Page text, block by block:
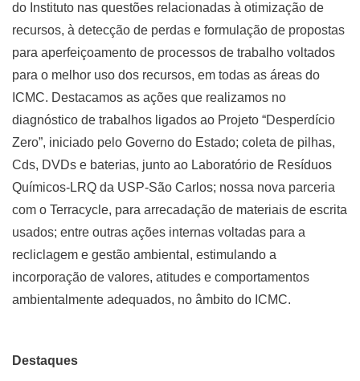
do Instituto nas questões relacionadas à otimização de
recursos, à detecção de perdas e formulação de propostas
para aperfeiçoamento de processos de trabalho voltados
para o melhor uso dos recursos, em todas as áreas do
ICMC. Destacamos as ações que realizamos no
diagnóstico de trabalhos ligados ao Projeto “Desperdício
Zero”, iniciado pelo Governo do Estado; coleta de pilhas,
Cds, DVDs e baterias, junto ao Laboratório de Resíduos
Químicos-LRQ da USP-São Carlos; nossa nova parceria
com o Terracycle, para arrecadação de materiais de escrita
usados; entre outras ações internas voltadas para a
recliclagem e gestão ambiental, estimulando a
incorporação de valores, atitudes e comportamentos
ambientalmente adequados, no âmbito do ICMC.
Destaques